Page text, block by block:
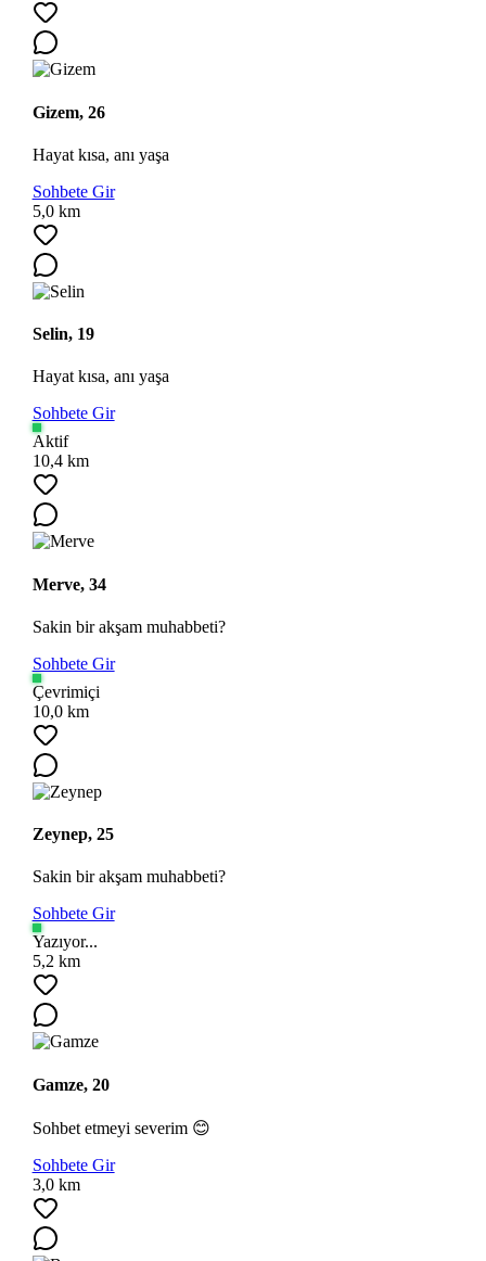
Gizem, 26
Hayat kısa, anı yaşa
Sohbete Gir
5,0 km
Selin, 19
Hayat kısa, anı yaşa
Sohbete Gir
Aktif
10,4 km
Merve, 34
Sakin bir akşam muhabbeti?
Sohbete Gir
Çevrimiçi
10,0 km
Zeynep, 25
Sakin bir akşam muhabbeti?
Sohbete Gir
Yazıyor...
5,2 km
Gamze, 20
Sohbet etmeyi severim 😊
Sohbete Gir
3,0 km